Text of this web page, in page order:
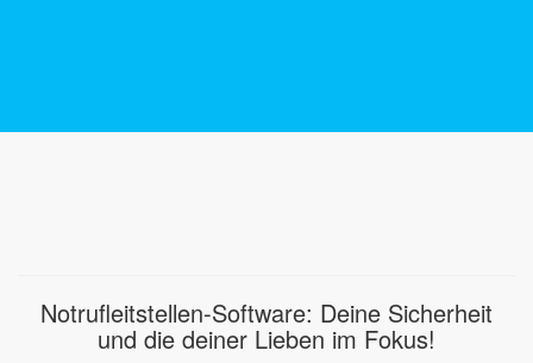
Notrufleitstellen-Software: Deine Sicherheit
und die deiner Lieben im Fokus!